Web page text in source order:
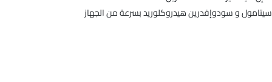
و سودوإفدرين هيدروكلوريد بسرعة من الجهاز